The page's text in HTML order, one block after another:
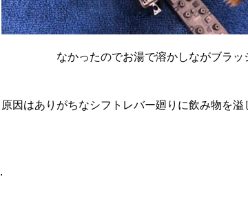
なかったのでお湯で溶かしながブラ
原因はありがちなシフトレバー廻りに飲み物を
.